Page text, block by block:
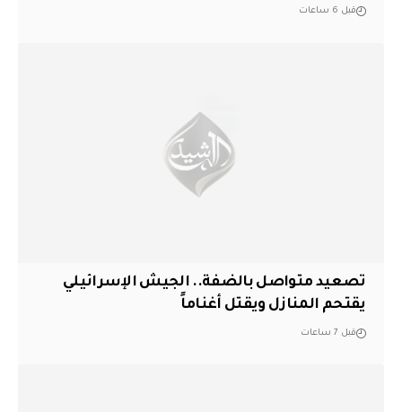
قبل 6 ساعات
تصعيد متواصل بالضفة.. الجيش الإسرائيلي
يقتحم المنازل ويقتل أغناماً
قبل 7 ساعات